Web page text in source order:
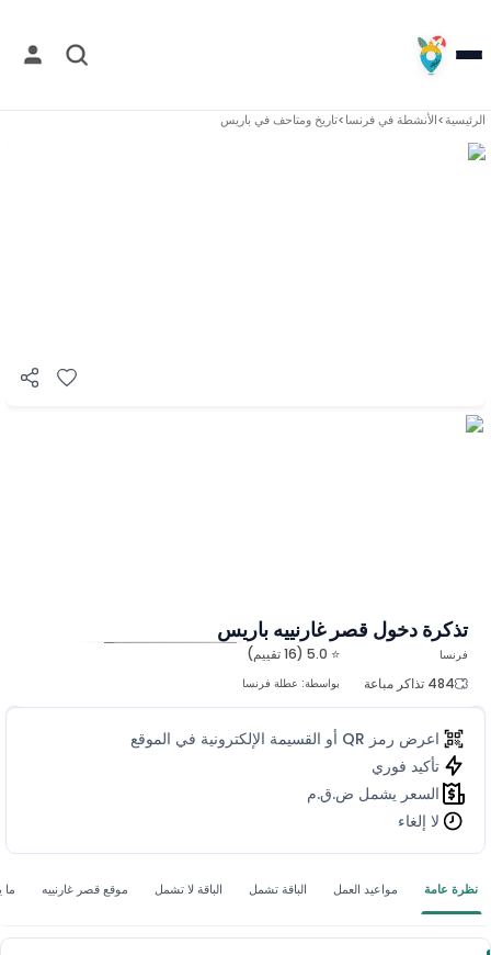
الرئيسية>الأنشطة فيفرنسا>تاريخ ومتاحف في باريس
تذكرة دخول قصر غارنييه باريس
⭐ 5.0 (16 تقييم)
484 تذاكر مباعة
بواسطة: عطلة فرنسا
فرنسا
اعرض رمز QR أو القسيمة الإلكترونية في الموقع
تأكيد فوري
السعر يشمل ض.ق.م
لا إلغاء
نظرة عامة مواعيد العمل الباقة تشمل الباقة لا تشمل موقع قصر غارنييه ما